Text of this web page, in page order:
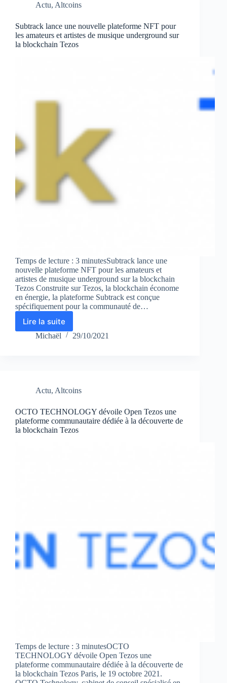
de
portugais,
pour
lancer
Actu, Altcoins
Subtrack lance une nouvelle plateforme NFT pour
les amateurs et artistes de musique underground sur
la blockchain Tezos
Temps de lecture : 3 minutesSubtrack lance une
nouvelle plateforme NFT pour les amateurs et
artistes de musique underground sur la blockchain
Tezos Construite sur Tezos, la blockchain économe
en énergie, la plateforme Subtrack est conçue
spécifiquement pour la communauté de…
Lire la suite
Subtrack
lance
les
et
artistes
de
Michaël 29/10/2021
Actu, Altcoins
OCTO TECHNOLOGY dévoile Open Tezos une
plateforme communautaire dédiée à la découverte de
la blockchain Tezos
Temps de lecture : 3 minutesOCTO
TECHNOLOGY dévoile Open Tezos une
plateforme communautaire dédiée à la découverte de
la blockchain Tezos Paris, le 19 octobre 2021.